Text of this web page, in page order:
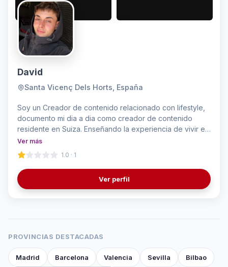
David
Santa Vicenç Dels Horts, España
Soy un Creador de contenido relacionado con lifestyle,
documento mi dia a dia como creador de contenido
residente en Suiza. Enseñando la experiencia de vivir en
uno de los paises mas bonitos y ricos del mundo!
Ver más
1.0 · 1
Ver perfil
PROVINCIAS DESTACADAS
Madrid Barcelona Valencia Sevilla Bilbao